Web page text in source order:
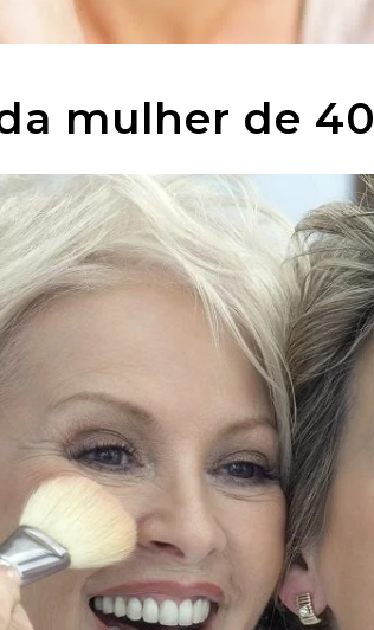
mulher de 40